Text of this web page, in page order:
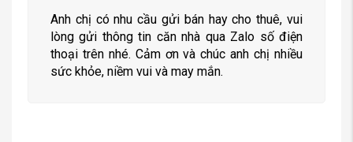
Anh chị có nhu cầu gửi bán hay cho thuê, vui
lòng gửi thông tin căn nhà qua Zalo số điện
thoại trên nhé. Cảm ơn và chúc anh chị nhiều
sức khỏe, niềm vui và may mắn.